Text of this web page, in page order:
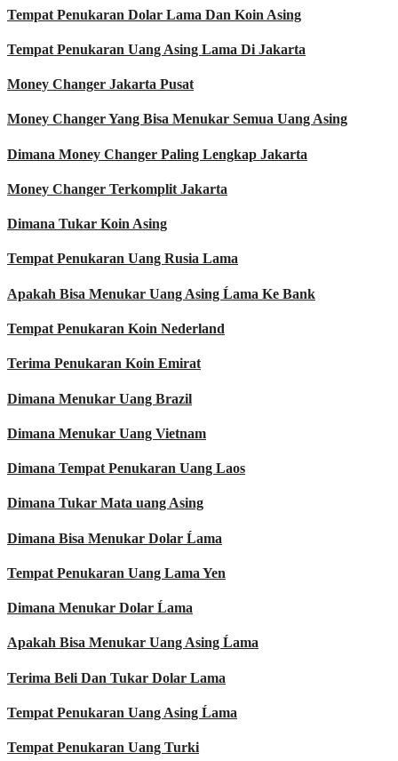
Tempat Penukaran Dolar Lama Dan Koin Asing
Tempat Penukaran Uang Asing Lama Di Jakarta
Money Changer Jakarta Pusat
Money Changer Yang Bisa Menukar Semua Uang Asing
Dimana Money Changer Paling Lengkap Jakarta
Money Changer Terkomplit Jakarta
Dimana Tukar Koin Asing
Tempat Penukaran Uang Rusia Lama
Apakah Bisa Menukar Uang Asing Ĺama Ke Bank
Tempat Penukaran Koin Nederland
Terima Penukaran Koin Emirat
Dimana Menukar Uang Brazil
Dimana Menukar Uang Vietnam
Dimana Tempat Penukaran Uang Laos
Dimana Tukar Mata uang Asing
Dimana Bisa Menukar Dolar Ĺama
Tempat Penukaran Uang Lama Yen
Dimana Menukar Dolar Ĺama
Apakah Bisa Menukar Uang Asing Ĺama
Terima Beli Dan Tukar Dolar Lama
Tempat Penukaran Uang Asing Ĺama
Tempat Penukaran Uang Turki